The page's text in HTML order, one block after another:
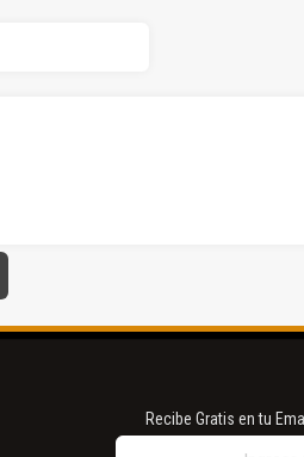
Recibe Gratis en tu